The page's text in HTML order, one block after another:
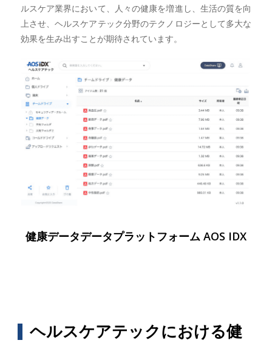
ルスケア業界において、人々の健康を増進し、生活の質を向
上させ、ヘルスケアテック分野のテクノロジーとして多大な
効果を生み出すことが期待されています。
健康データデータプラットフォーム AOS IDX
ヘルスケアテックにおける健